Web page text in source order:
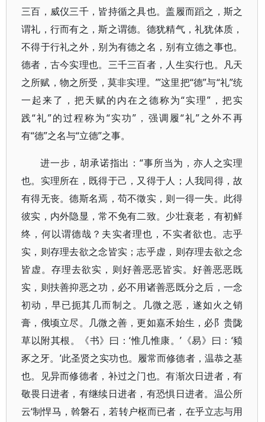
三百，威仪三千，皆持循之具也。盖履而蹈之，斯之
谓礼，行而有之，斯之谓德。德犹精气，礼犹体质，
不得于行礼之外，别为有德之名，别有立德之事也。
德者，古今实理也。三千三百者，人生实行也。凡天
之所赋，物之所受，莫非实理。’”这里把“德”与“礼”统
一起来了，把天赋的内在之德称为“实理”，把实
践“礼”的过程称为“实功”，强调履“礼”之外不再
有“德”之名与“立德”之事。
进一步，胡承诺指出：“事所当为，亦人之实理
也。实理所在，既得于己，又得于人；人我同得，故
有得无丧。德斯名焉，苟不徵实，则一得一失。此得
彼实，内外隐显，常不免有二致。少壮衰老，有初鲜
终，何以谓德哉？夫实者理也，不实者欲也。志乎
实，则存理去欲之念皆实；志乎虚，则存理去欲之念
皆虚。存理去欲实，则好善恶恶皆实。好善恶恶既
实，则扶善抑恶之功，必不用诸善恶既分之后，一念
初动，早已扼其几而制之。几微之恶，遂如火之销
膏，俄顷立尽。几微之善，更如嘉禾始生，必阝贵陇
草以附其根。《书》曰：‘惟几惟康。’《易》曰：‘豮
豕之牙。’此圣贤之实功也。履常而修德者，温恭之基
也。见异而修德者，补过之门也。有渐次日进者，有
敬畏日进者，有继续日进者，有恐惧日进者。温公所
云‘制悍马，斡磐石，若转户枢而已者，在乎立志与用